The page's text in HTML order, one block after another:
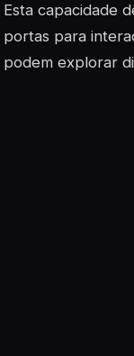
Esta capacidade
portas para
podem explorar